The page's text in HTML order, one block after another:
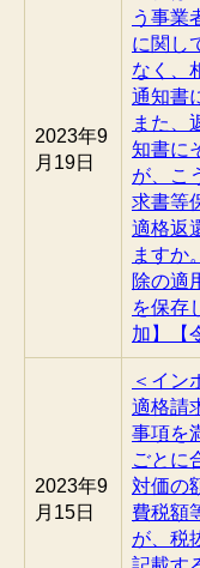
2023年9
月19日
う事業
に関し
なく、
通知書
また、
知書に
が、こ
求書等
適格返
ますか
除の適
を保存
加】【
2023年9
月15日
＜イン
適格請
事項を
ごとに
対価の
費税額
が、税